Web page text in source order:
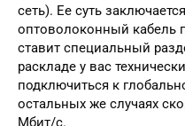
сеть). Ее суть
оптоволоконный кабель
ставит специальный
раскладе у вас
подключиться к
остальных же случаях
Мбит/с.